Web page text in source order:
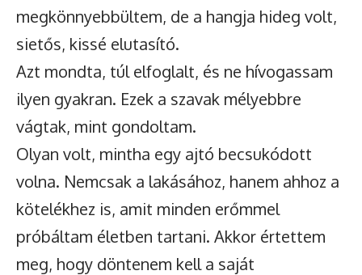
megkönnyebbültem, de a hangja hideg volt,
sietős, kissé elutasító.
Azt mondta, túl elfoglalt, és ne hívogassam
ilyen gyakran. Ezek a szavak mélyebbre
vágtak, mint gondoltam.
Olyan volt, mintha egy ajtó becsukódott
volna. Nemcsak a lakásához, hanem ahhoz a
kötelékhez is, amit minden erőmmel
próbáltam életben tartani. Akkor értettem
meg, hogy döntenem kell a saját